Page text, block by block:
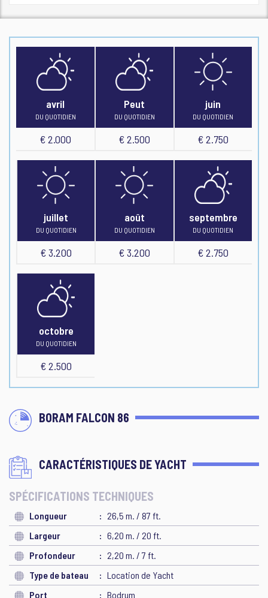
avril
DU QUOTIDIEN
€ 2.000
Peut
DU QUOTIDIEN
€ 2.500
juin
DU QUOTIDIEN
€ 2.750
juillet
DU QUOTIDIEN
€ 3.200
août
DU QUOTIDIEN
€ 3.200
septembre
DU QUOTIDIEN
€ 2.750
octobre
DU QUOTIDIEN
€ 2.500
BORAM FALCON 86
CARACTÉRISTIQUES DE YACHT
SPÉCIFICATIONS TECHNIQUES
Longueur
26,5 m. / 87 ft.
Largeur
6,20 m. / 20 ft.
Profondeur
2,20 m. / 7 ft.
Type de bateau
Location de Yacht
Port
Bodrum